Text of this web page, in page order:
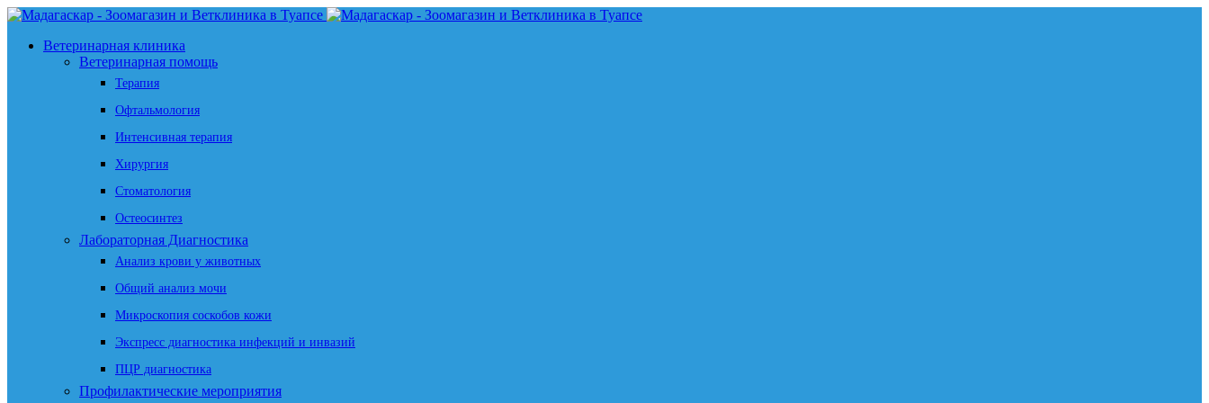
Ветеринарная клиника
Ветеринарная помощь
Терапия
Офтальмология
Интенсивная терапия
Хирургия
Стоматология
Остеосинтез
Лабораторная Диагностика
Анализ крови у животных
Общий анализ мочи
Микроскопия соскобов кожи
Экспресс диагностика инфекций и инвазий
ПЦР диагностика
Профилактические мероприятия